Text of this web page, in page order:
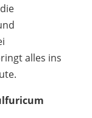
alles ins